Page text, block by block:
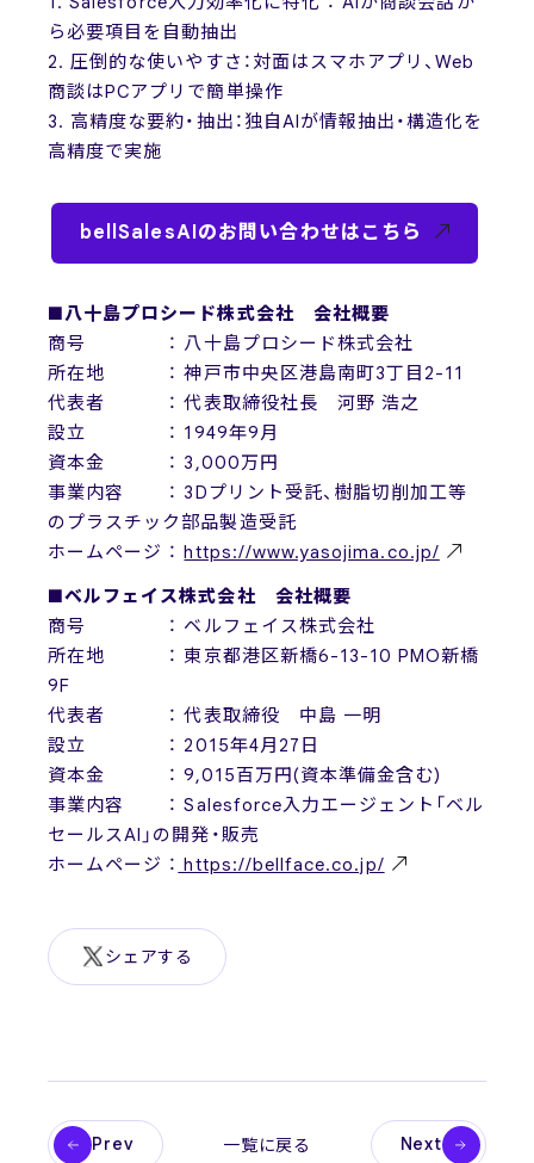
ら必要項目を自動抽出
2. 圧倒的な使いやすさ：対面はスマホアプリ、Web
商談はPCアプリで簡単操作
3. 高精度な要約・抽出：独自AIが情報抽出・構造化を
高精度で実施
bellSalesAIのお問い合わせはこちら
■八十島プロシード株式会社 会社概要
商号 ： 八十島プロシード株式会社
所在地 ： 神戸市中央区港島南町3丁目2-11
代表者 ： 代表取締役社長 河野 浩之
設立 ： 1949年9月
資本金 ： 3,000万円
事業内容 ： 3Dプリント受託、樹脂切削加工等
のプラスチック部品製造受託
ホームページ ：https://www.yasojima.co.jp/
■ベルフェイス株式会社 会社概要
商号 ： ベルフェイス株式会社
所在地 ： 東京都港区新橋6-13-10 PMO新橋
9F
代表者 ： 代表取締役 中島 一明
設立 ： 2015年4月27日
資本金 ： 9,015百万円(資本準備金含む)
事業内容 ： Salesforce入力エージェント「ベル
セールスAI」の開発・販売
ホームページ ： https://bellface.co.jp/
シェアする
Prev 一覧に戻る Next